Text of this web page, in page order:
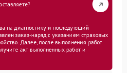
на диагностику и последующий
заказ-наряд с указанием страховых
Далее, после выполнения работ
акт выполненных работ и